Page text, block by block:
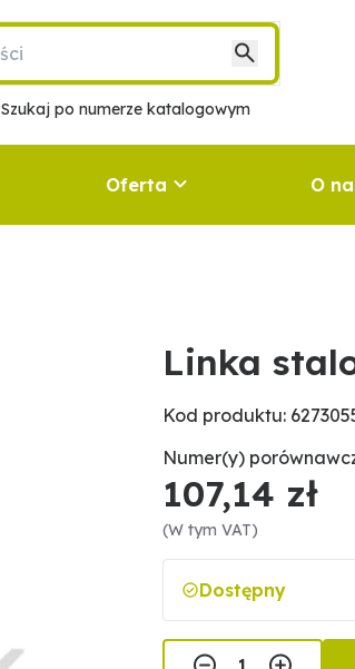
Szukaj po numerze katalogowym
Oferta O
Linka
Kod produktu:
Numer(y)
107,14 zł
(W tym VAT)
Dostępny